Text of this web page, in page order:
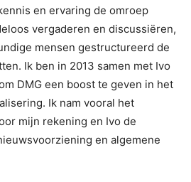
en ervaring de omroep
vergaderen en discussiëren,
mensen gestructureerd de
Ik ben in 2013 samen met Ivo
DMG een boost te geven in het
Ik nam vooral het
mijn rekening en Ivo de
en algemene